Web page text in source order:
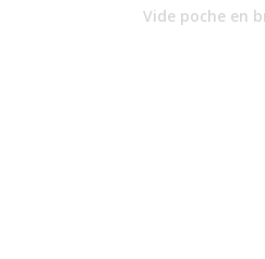
Vide poche en